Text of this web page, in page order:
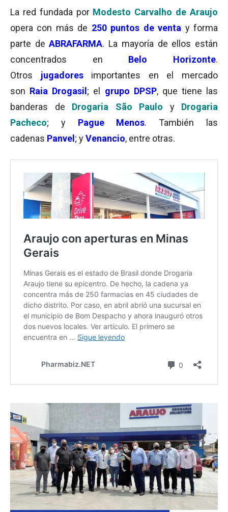
La red fundada por Modesto Carvalho de Araujo
opera con más de 250 puntos de venta y forma
parte de ABRAFARMA. La mayoría de ellos están
concentrados en
Belo Horizonte.
Otros jugadoresimportantes en el mercado
son Raia Drogasil ; el grupo DPSP, que tiene las
banderas de Drogaria São Paulo y
Drogaria
Pacheco; y Pague Menos. También las
cadenas Panvel ; yVenancio, entre otras.